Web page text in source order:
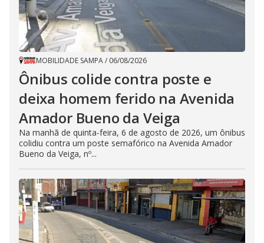
MOBILIDADE SAMPA/ 06/08/2026
Ônibus colide contra poste e
deixa homem ferido na Avenida
Amador Bueno da Veiga
Na manhã de quinta-feira, 6 de agosto de 2026, um ônibus
colidiu contra um poste semafórico na Avenida Amador
Bueno da Veiga, nº...